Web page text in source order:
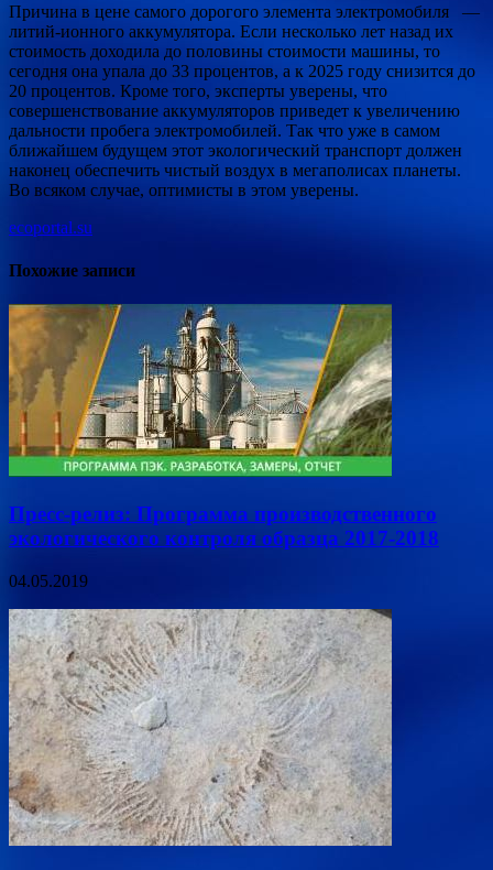
Причина в цене самого дорогого элемента электромобиля —
литий-ионного аккумулятора. Если несколько лет назад их
стоимость доходила до половины стоимости машины, то
сегодня она упала до 33 процентов, а к 2025 году снизится до
20 процентов. Кроме того, эксперты уверены, что
совершенствование аккумуляторов приведет к увеличению
дальности пробега электромобилей. Так что уже в самом
ближайшем будущем этот экологический транспорт должен
наконец обеспечить чистый воздух в мегаполисах планеты.
Во всяком случае, оптимисты в этом уверены.
ecoportal.su
Похожие записи
Пресс-релиз: Программа производственного
экологического контроля образца 2017-2018
04.05.2019